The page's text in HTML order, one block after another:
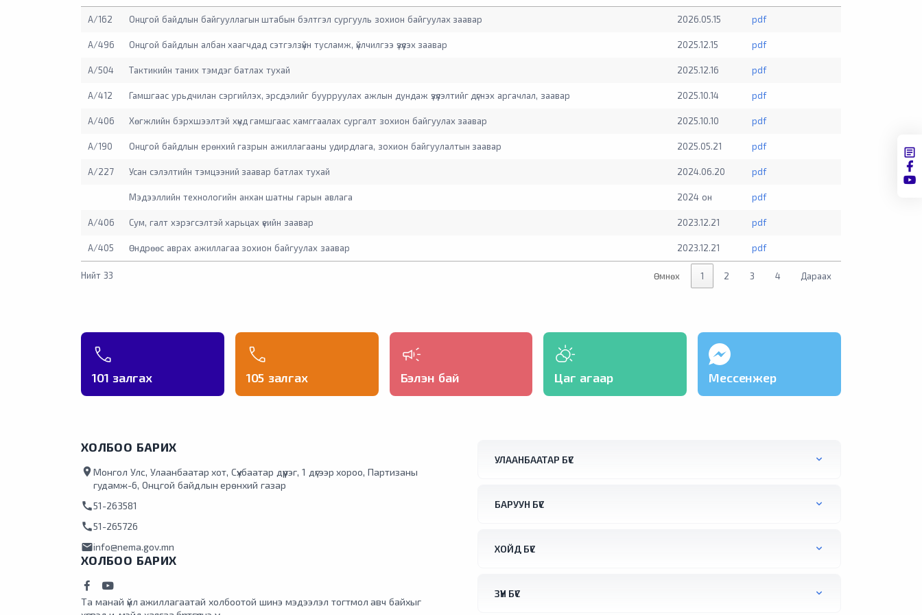
А/162 Онцгой байдлын байгууллагын штабын бэлтгэл сургууль зохион байгуулах заавар 2026.05.15 pdf
А/496 Онцгой байдлын албан хаагчдад сэтгэлзүйн тусламж, үйлчилгээ үзүүлэх заавар 2025.12.15 pdf
А/504 Тактикийн таних тэмдэг батлах тухай 2025.12.16 pdf
А/412 Гамшгаас урьдчилан сэргийлэх, эрсдэлийг буурруулах ажлын дундаж үзүүлэлтийг дүгнэх аргачлал, заавар 2025.10.14 pdf
А/406 Хөгжлийн бэрхшээлтэй хүнд гамшгаас хамггаалах сургалт зохион байгуулах заавар 2025.10.10 pdf
А/190 Онцгой байдлын ерөнхий газрын ажиллагааны удирдлага, зохион байгуулалтын заавар 2025.05.21 pdf
А/227 Усан сэлэлтийн тэмцээний заавар батлах тухай 2024.06.20 pdf
Мэдээллийн технологийн анхан шатны гарын авлага 2024 он pdf
А/406 Сум, галт хэрэгсэлтэй харьцах үеийн заавар 2023.12.21 pdf
А/405 Өндрөөс аврах ажиллагаа зохион байгуулах заавар 2023.12.21 pdf
Нийт 33 Өмнөх 1 2 3 4 Дараах
101 залгах 105 залгах Бэлэн бай Цаг агаар Мессенжер
ХОЛБОО БАРИХ
location_onМонгол Улс, Улаанбаатар хот, Сүхбаатар дүүрэг, 1 дүгээр хороо, Партизаны
гудамж-6, Онцгой байдлын ерөнхий газар
call51-263581
call51-265726
mailinfo@nema.gov.mn
ХОЛБОО БАРИХ
Та манай үйл ажиллагаатай холбоотой шинэ мэдээлэл тогтмол авч байхыг
УЛААНБААТАР БҮС
БАРУУН БҮС
ХОЙД БҮС
ЗҮҮН БҮС